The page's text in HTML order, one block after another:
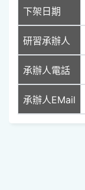
下架日期
研習承辦人
承辦人電話
承辦人EMail